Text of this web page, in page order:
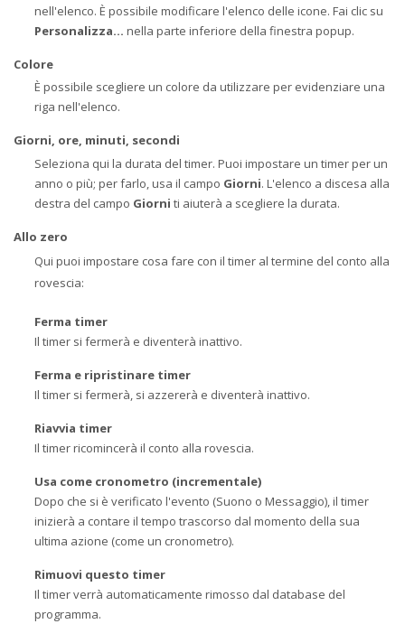
nell'elenco. È possibile modificare l'elenco delle icone. Fai clic su
Personalizza... nella parte inferiore della finestra popup.
Colore
È possibile scegliere un colore da utilizzare per evidenziare una
riga nell'elenco.
Giorni, ore, minuti, secondi
Seleziona qui la durata del timer. Puoi impostare un timer per un
anno o più; per farlo, usa il campo Giorni. L'elenco a discesa alla
destra del campo Giorni ti aiuterà a scegliere la durata.
Allo zero
Qui puoi impostare cosa fare con il timer al termine del conto alla
rovescia:
Ferma timer
Il timer si fermerà e diventerà inattivo.
Ferma e ripristinare timer
Il timer si fermerà, si azzererà e diventerà inattivo.
Riavvia timer
Il timer ricomincerà il conto alla rovescia.
Usa come cronometro (incrementale)
Dopo che si è verificato l'evento (Suono o Messaggio), il timer
inizierà a contare il tempo trascorso dal momento della sua
ultima azione (come un cronometro).
Rimuovi questo timer
Il timer verrà automaticamente rimosso dal database del
programma.